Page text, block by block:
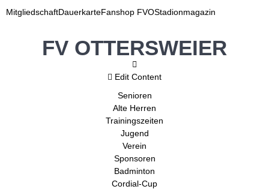
MitgliedschaftDauerkarteFanshop FVOStadionmagazin
FV OTTERSWEIER
Edit Content
Senioren
Alte Herren
Trainingszeiten
Jugend
Verein
Sponsoren
Badminton
Cordial-Cup